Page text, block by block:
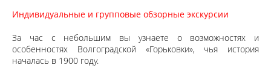
Индивидуальные и групповые обзорные экскурсии
За час с небольшим вы узнаете о возможностях и
особенностях Волгоградской «Горьковки», чья история
началась в 1900 году.